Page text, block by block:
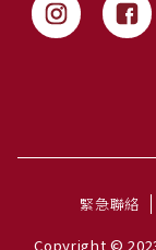
緊急聯絡
Copyright ©